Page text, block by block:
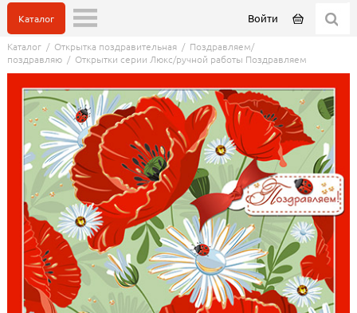
Войти
Каталог
Каталог/ Открытка поздравительная/ Поздравляем/
поздравляю/ Открытки серии Люкс/ручной работы Поздравляем